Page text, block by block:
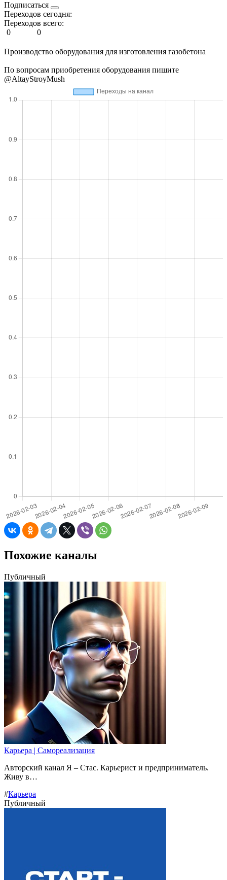
Подписаться
Переходов сегодня:
Переходов всего:
0
0
Производство оборудования для изготовления газобетона
По вопросам приобретения оборудования пишите
@AltayStroyMush
Похожие каналы
Публичный
Карьера | Cамореализация
Авторский канал Я – Стас. Карьерист и предприниматель.
Живу в…
#Карьера
Публичный